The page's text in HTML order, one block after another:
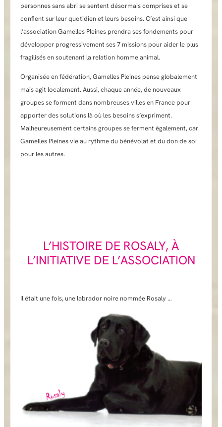
personnes sans abri se sentent désormais comprises et se
confient sur leur quotidien et leurs besoins. C’est ainsi que
l’association Gamelles Pleines prendra ses fondements pour
développer progressivement ses 7 missions pour aider le plus
fragilisés en soutenant la relation homme animal.
Organisée en fédération, Gamelles Pleines pense globalement
mais agit localement. Aussi, chaque année, de nouveaux
groupes se forment dans nombreuses villes en France pour
apporter des solutions là où les besoins s’expriment.
Malheureusement certains groupes se ferment également, car
Gamelles Pleines vie au rythme du bénévolat et du don de soi
pour les autres.
L’HISTOIRE DE ROSALY, À
L’INITIATIVE DE L’ASSOCIATION
Il était une fois, une labrador noire nommée Rosaly …